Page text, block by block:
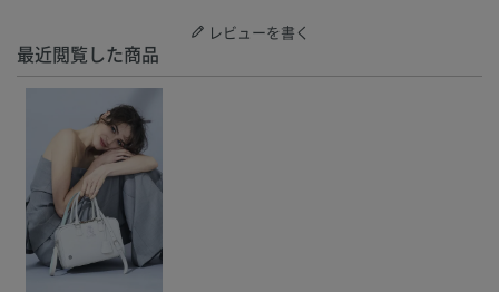
レビューを書く
最近閲覧した商品